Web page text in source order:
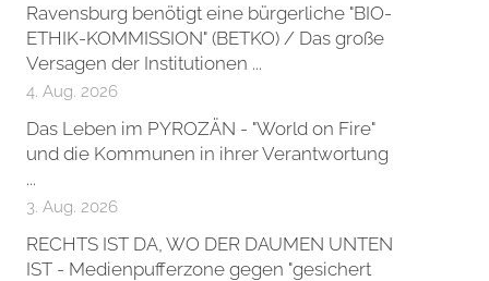
Ravensburg benötigt eine bürgerliche "BIO-
ETHIK-KOMMISSION" (BETKO) / Das große
Versagen der Institutionen ...
4. Aug. 2026
Das Leben im PYROZÄN - "World on Fire"
und die Kommunen in ihrer Verantwortung
...
3. Aug. 2026
RECHTS IST DA, WO DER DAUMEN UNTEN
IST - Medienpufferzone gegen "gesichert